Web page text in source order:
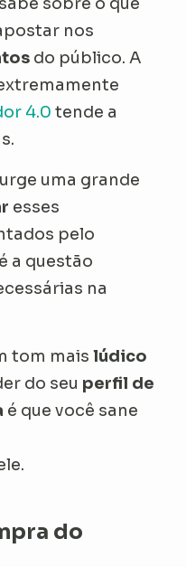
nos
do público. A
4.0 tende a
uma grande
esses
pelo
a questão
na
tom mais lúdico
do seu perfil de
é que você sane
do